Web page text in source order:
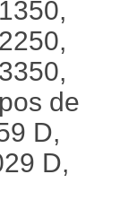
de
D,
D,